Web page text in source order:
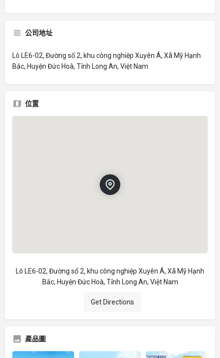
公司地址
Lô LE6-02, Đường số 2, khu công nghiệp Xuyên Á, Xã Mỹ Hạnh
Bắc, Huyện Đức Hoà, Tỉnh Long An, Việt Nam
位置
Lô LE6-02, Đường số 2, khu công nghiệp Xuyên Á, Xã Mỹ Hạnh
Bắc, Huyện Đức Hoà, Tỉnh Long An, Việt Nam
Get Directions
產品圖